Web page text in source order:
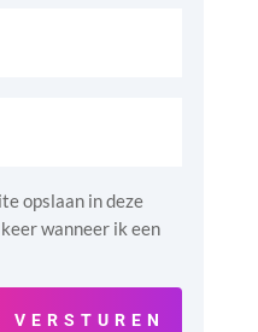
opslaan in deze
wanneer ik een
VERSTUREN